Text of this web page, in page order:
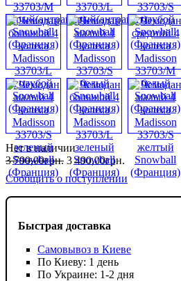
Быстрая доставка
Самовывоз в Киеве
По Киеву: 1 день
По Украине: 1-2 дня
Нет в наличии
3 790,00грн. 3 490,00грн.
Сообщить о поступлении